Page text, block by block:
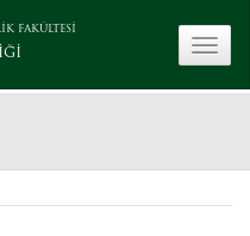
FAKÜLTESİ